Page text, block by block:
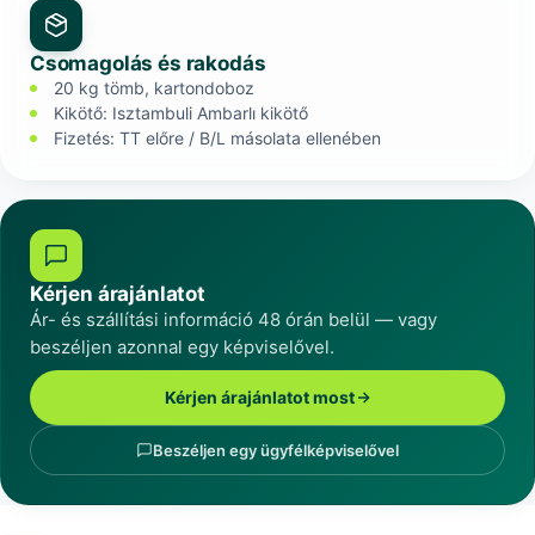
Csomagolás és rakodás
20 kg tömb, kartondoboz
Kikötő: Isztambuli Ambarlı kikötő
Fizetés: TT előre / B/L másolata ellenében
Kérjen árajánlatot
Ár- és szállítási információ 48 órán belül — vagy
beszéljen azonnal egy képviselővel.
Kérjen árajánlatot most
Beszéljen egy ügyfélképviselővel